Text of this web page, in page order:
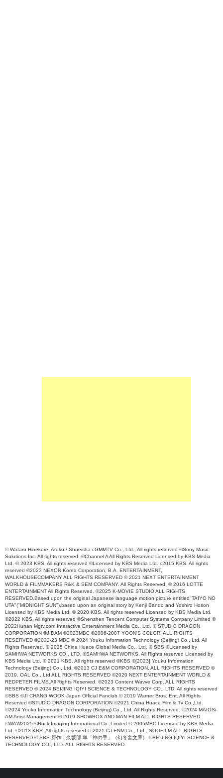
© Wataru Hinekure, Aruko / Shueisha cGMMTV Co., Ltd., All rights reserved ©Sony Music
Solutions Inc. All rights reserved. ©Channel A All Rights Reserved Licensed by KBS Media
Ltd. © 2023 KBS. All rights reserved ©Licensed by KBS Media Ltd. c2015 KBS. All rights
reserved ©2023 NEXON Korea Corporation, B.A. ENTERTAINMENT,
WALKHOUSECOMPANY ALL RIGHTS RESERVED © 2021 NEXT ENTERTAINMENT
WORLD & FILMMAKERS R&K & SEM COMPANY. All Rights Reserved. © 2016 LOTTE
ENTERTAINMENT All Rights Reserved. ©2025 K-MOVIE STUDIO ALL RIGHTS
RESERVED.Based upon the original Japanese language motion picture entitled"TAIYO NO
UTA"("MIDNIGHT SUN"),based upon an original story by Kenji Bando and Yoshiro Hoson
Licensed by KBS Media Ltd. © 2020 KBS. All rights reserved Licensed by KBS Media Ltd.
©2022 KBS. All rights reserved ©Shenzhen Tencent Computer Systems Company Limited ©
2022Hunan Mgtv.com Interactive Entertainment Media Co., Ltd. © STUDIO DRAGON
CORPORATION ©JIDAM ©2023MBC ©2006-2007 YOON'S COLOR. ALL RIGHTS
RESERVED ©2022-23 MBC © 2024 Youku Information Technology (Beijing) Co., Ltd. All
Rights Reserved. © 2025 China Huace Global Media Co., Ltd. © SBS ©Licensed by
SAMHWA NETWORKS CO., LTD. ©SAMHWA NETWORKS. All Rights reserved Licensed by
KBS Media Ltd. © 2021 KBS. All rights reserved ©KBS ©[2023] Youku Information
Technology (Beijing) Co., Ltd. ©2013 CJ E&M CORPORATION, ALL RIGHTS RESERVED ©
2019. OAL Co., Ltd ALL RIGHTS RESERVED ©2020 NEXT ENTERTAINMENT WORLD &
REDPETER FILMS.All Rights Reserved. ©2023 Content Wavve Corp. ALL RIGHTS
RESERVED © 2024 BEIJING IQIYI SCIENCE & TECHNOLOGY CO., LTD. All rights reserved
©SBS ©JI CHANG WOOK Japan Official Fanclub © 2019 Warner Bros. Ent. All Rights
Reserved ©STUDIO DRAGON CORPORATION ©2021 China Huace Film & Tv Co.,Ltd.
©2024 Youku Information Technology (Beijing) Co., Ltd. All Rights Reserved. ©2024 MAIOSi-
AM Artist Management © 2019 SHOWBOX AND MAN FILM ALL RIGHTS RESERVED.
©WAW2025 ©Rock Imaging International Co.,Limited © 2005MBC Licensed by KBS Media
Ltd. ©2013 KBS. All rights reserved © 2021 CJ ENM Co., Ltd., SOOFILM ALL RIGHTS
RESERVED © SBS 原作：久坂部 羊「神の手」（幻冬舎文庫） ©BEIJING IQIYI SCIENCE &
TECHNOLOGY CO., LTD. ALL RIGHTS RESERVED.